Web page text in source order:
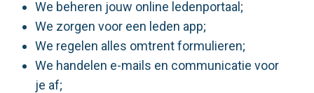
We beheren jouw online ledenportaal;
We zorgen voor een leden app;
We regelen alles omtrent formulieren;
We handelen e-mails en communicatie voor
je af;